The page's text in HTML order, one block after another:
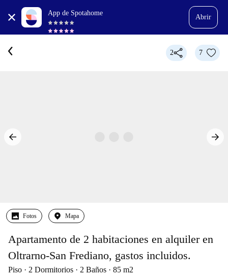
App de Spotahome
Abrir
2 7
Fotos Mapa
Apartamento de 2 habitaciones en alquiler en
Oltrarno-San Frediano, gastos incluidos.
Piso 2 Dormitorios 2 Baños 85 m2